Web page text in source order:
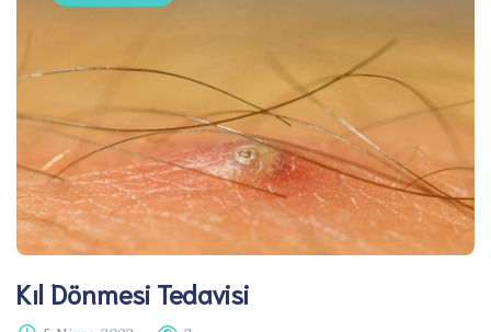
Kıl Dönmesi Tedavisi​